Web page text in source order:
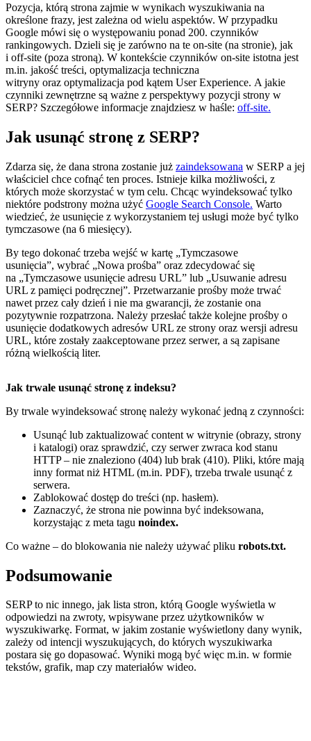
Pozycja, którą strona zajmie w wynikach wyszukiwania na
określone frazy, jest zależna od wielu aspektów. W przypadku
Google mówi się o występowaniu ponad 200. czynników
rankingowych. Dzieli się je zarówno na te on-site (na stronie), jak
i off-site (poza stroną). W kontekście czynników on-site istotna jest
m.in. jakość treści, optymalizacja techniczna
witryny oraz optymalizacja pod kątem User Experience. A jakie
czynniki zewnętrzne są ważne z perspektywy pozycji strony w
SERP? Szczegółowe informacje znajdziesz w haśle: off-site.
Jak usunąć stronę z SERP?
Zdarza się, że dana strona zostanie już zaindeksowana w SERP a jej
właściciel chce cofnąć ten proces. Istnieje kilka możliwości, z
których może skorzystać w tym celu. Chcąc wyindeksować tylko
niektóre podstrony można użyć Google Search Console. Warto
wiedzieć, że usunięcie z wykorzystaniem tej usługi może być tylko
tymczasowe (na 6 miesięcy).
By tego dokonać trzeba wejść w kartę „Tymczasowe
usunięcia”, wybrać „Nowa prośba” oraz zdecydować się
na „Tymczasowe usunięcie adresu URL” lub „Usuwanie adresu
URL z pamięci podręcznej”. Przetwarzanie prośby może trwać
nawet przez cały dzień i nie ma gwarancji, że zostanie ona
pozytywnie rozpatrzona. Należy przesłać także kolejne prośby o
usunięcie dodatkowych adresów URL ze strony oraz wersji adresu
URL, które zostały zaakceptowane przez serwer, a są zapisane
różną wielkością liter.
Jak trwale usunąć stronę z indeksu?
By trwale wyindeksować stronę należy wykonać jedną z czynności:
Usunąć lub zaktualizować content w witrynie (obrazy, strony
i katalogi) oraz sprawdzić, czy serwer zwraca kod stanu
HTTP – nie znaleziono (404) lub brak (410). Pliki, które mają
inny format niż HTML (m.in. PDF), trzeba trwale usunąć z
serwera.
Zablokować dostęp do treści (np. hasłem).
Zaznaczyć, że strona nie powinna być indeksowana,
korzystając z meta tagu noindex.
Co ważne – do blokowania nie należy używać pliku robots.txt.
Podsumowanie
SERP to nic innego, jak lista stron, którą Google wyświetla w
odpowiedzi na zwroty, wpisywane przez użytkowników w
wyszukiwarkę. Format, w jakim zostanie wyświetlony dany wynik,
zależy od intencji wyszukujących, do których wyszukiwarka
postara się go dopasować. Wyniki mogą być więc m.in. w formie
tekstów, grafik, map czy materiałów wideo.